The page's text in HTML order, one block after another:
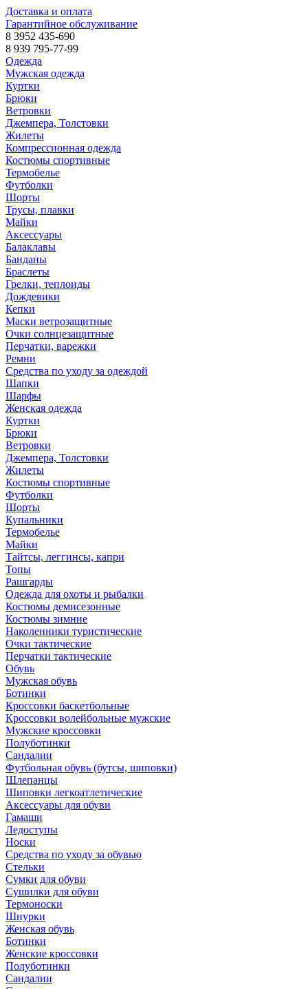
Доставка и оплата
Гарантийное обслуживание
8 3952 435-690
8 939 795-77-99
Одежда
Мужская одежда
Куртки
Брюки
Ветровки
Джемпера, Толстовки
Жилеты
Компрессионная одежда
Костюмы спортивные
Термобелье
Футболки
Шорты
Трусы, плавки
Майки
Аксессуары
Балаклавы
Банданы
Браслеты
Грелки, теплоиды
Дождевики
Кепки
Маски ветрозащитные
Очки солнцезащитные
Перчатки, варежки
Ремни
Средства по уходу за одеждой
Шапки
Шарфы
Женская одежда
Куртки
Брюки
Ветровки
Джемпера, Толстовки
Жилеты
Костюмы спортивные
Футболки
Шорты
Купальники
Термобелье
Майки
Тайтсы, леггинсы, капри
Топы
Рашгарды
Одежда для охоты и рыбалки
Костюмы демисезонные
Костюмы зимние
Наколенники туристические
Очки тактические
Перчатки тактические
Обувь
Мужская обувь
Ботинки
Кроссовки баскетбольные
Кроссовки волейбольные мужские
Мужские кроссовки
Полуботинки
Сандалии
Футбольная обувь (бутсы, шиповки)
Шлепанцы
Шиповки легкоатлетические
Аксессуары для обуви
Гамаши
Ледоступы
Носки
Средства по уходу за обувью
Стельки
Сумки для обуви
Сушилки для обуви
Термоноски
Шнурки
Женская обувь
Ботинки
Женские кроссовки
Полуботинки
Сандалии